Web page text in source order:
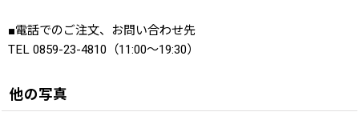
■電話でのご注文、お問い合わせ先
TEL 0859-23-4810（11:00〜19:30）
他の写真